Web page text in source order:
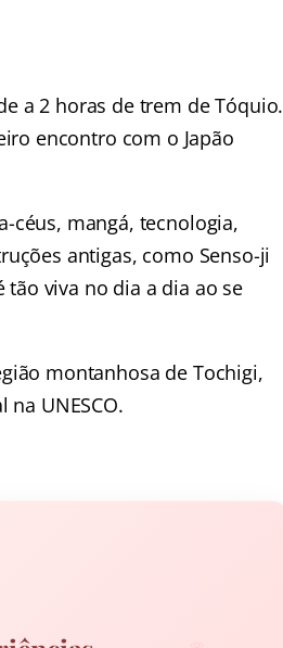
a 2 horas de trem de Tóquio.
encontro com o Japão
céus, mangá, tecnologia,
antigas, como Senso-ji
tão viva no dia a dia ao se
montanhosa de Tochigi,
UNESCO.